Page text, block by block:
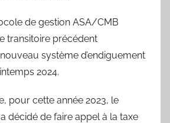
de gestion ASA/CMB
transitoire précédent
système d’endiguement
2024.
pour cette année 2023, le
décidé de faire appel à la taxe